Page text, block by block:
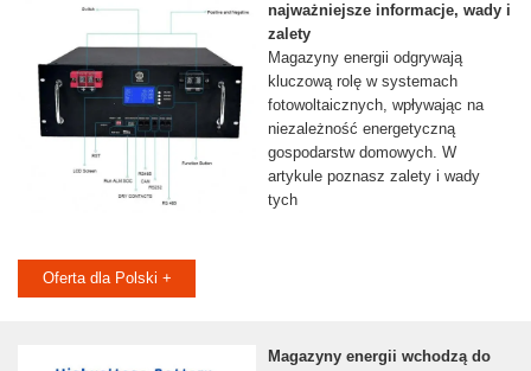
najważniejsze informacje, wady i
zalety
Magazyny energii odgrywają
kluczową rolę w systemach
fotowoltaicznych, wpływając na
niezależność energetyczną
gospodarstw domowych. W
artykule poznasz zalety i wady
tych
Oferta dla Polski +
Magazyny energii wchodzą do